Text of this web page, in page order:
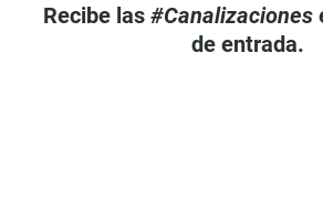
Recibe las #Canalizaciones
de entrada.